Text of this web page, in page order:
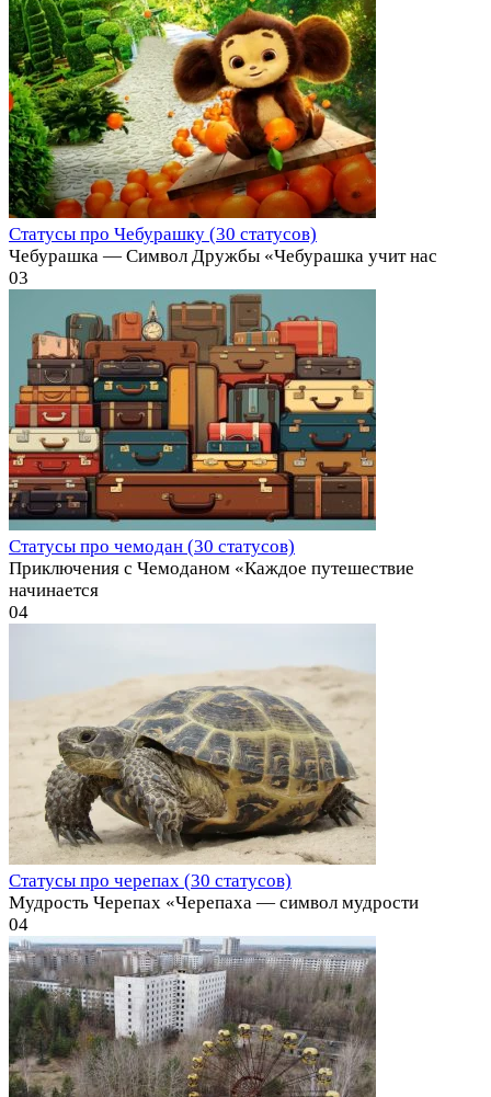
Статусы про Чебурашку (30 статусов)
Чебурашка — Символ Дружбы «Чебурашка учит нас
03
Статусы про чемодан (30 статусов)
Приключения с Чемоданом «Каждое путешествие
начинается
04
Статусы про черепах (30 статусов)
Мудрость Черепах «Черепаха — символ мудрости
04